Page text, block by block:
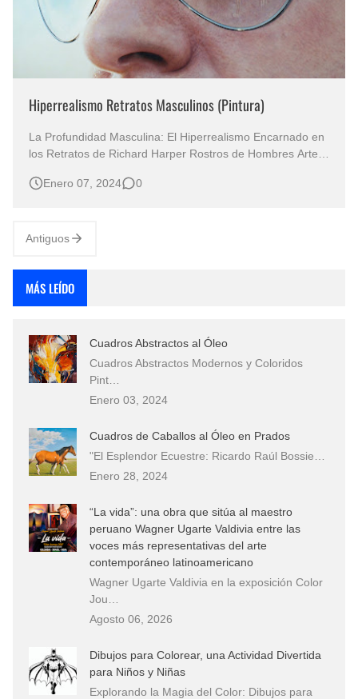
El mundo del arte en pintura surrealista
Hiperrealismo Retratos Masculinos (Pintura)
La Profundidad Masculina: El Hiperrealismo Encarnado en
los Retratos de Richard Harper Rostros de Hombres Arte
Fantastico Obra de Simon Hennessey, Pintor Hiperrealista
Enero 07, 2024 0
Antiguos
MÁS LEÍDO
Cuadros Abstractos al Óleo
Cuadros Abstractos Modernos y Coloridos
Pint…
Enero 03, 2024
Cuadros de Caballos al Óleo en Prados
"El Esplendor Ecuestre: Ricardo Raúl Bossie…
Enero 28, 2024
“La vida”: una obra que sitúa al maestro
peruano Wagner Ugarte Valdivia entre las
voces más representativas del arte
contemporáneo latinoamericano
Wagner Ugarte Valdivia en la exposición Color
Jou…
Agosto 06, 2026
Dibujos para Colorear, una Actividad Divertida
para Niños y Niñas
Explorando la Magia del Color: Dibujos para